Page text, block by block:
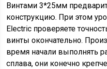
Винтами 3*25мм
конструкцию. При этом
Electric проверяете
винты окончательно.
время начали выполнять
сплава, они конечно